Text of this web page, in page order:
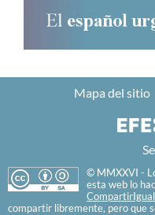
Mapa del sitio
© MMXXVI -
esta web lo
compartir libremente, pero que